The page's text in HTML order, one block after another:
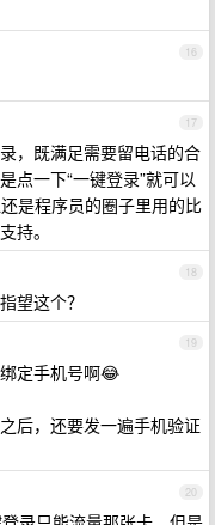
16
17
，既满足需要留电话的合
点一下“一键登录”就可以
是程序员的圈子里用的比
持。
18
望这个？
19
定手机号啊😂
后，还要发一遍手机验证
20